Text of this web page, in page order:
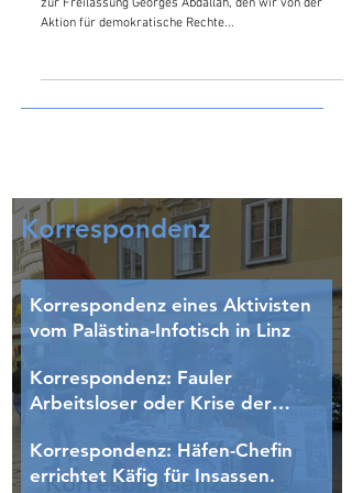
Veranstaltungen in drei Städten für
die Freilassung Georges Abdallah
zur Freilassung Georges Abdallah, den wir von der
Korrespondenz
Korrespondenz eines Aktivisten
Korrespondenz: Fauler